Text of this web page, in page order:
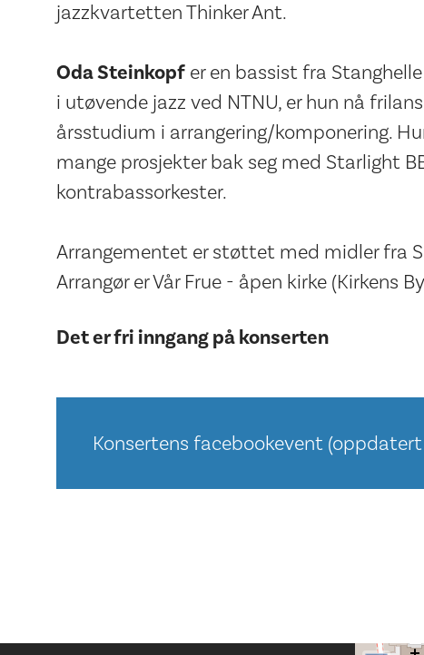
jazzkvartetten Thinker Ant.
Oda Steinkopfer en bassist fra
i utøvende jazz ved NTNU, er hun nå
årsstudium i arrangering/komponering.
mange prosjekter bak seg med Starlight
kontrabassorkester.
Arrangementet er støttet med midler fra
Arrangør er Vår Frue - åpen kirke (Kirkens
Det er fri inngang på konserten
Konsertens facebookevent